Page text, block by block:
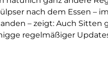
nach dem Essen –
– zeigt: Auch Sitten
regelmäßiger